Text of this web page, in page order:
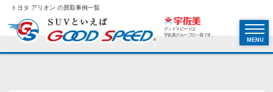
トヨタ アリオン の買取事例一覧
グッドスピードは
宇佐美グループの一員です。
MENU